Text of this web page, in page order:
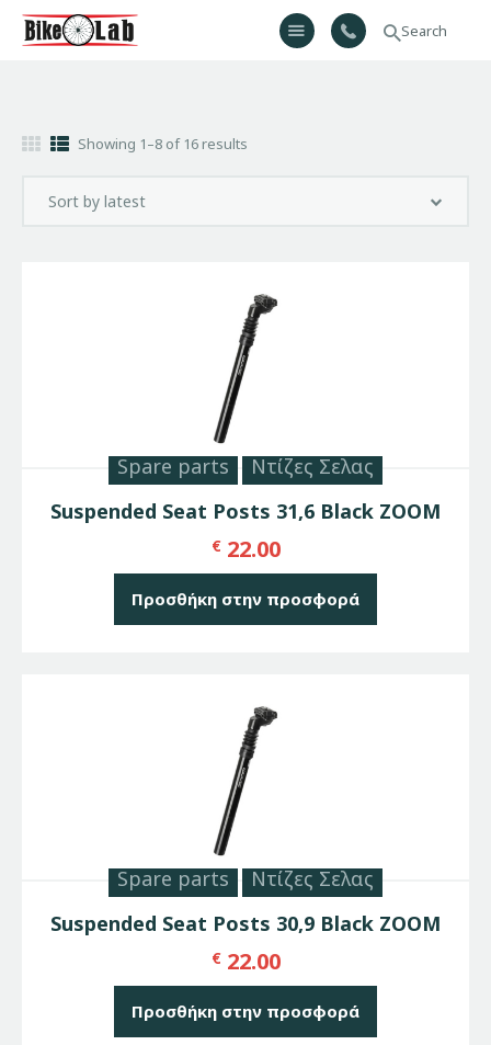
Bikelab
Σχετικά Με Εμάς
Προϊόντα
Showing 1–8 of 16 results
Spare parts
Ντίζες Σελας
Suspended Seat Posts 31,6 Black ZOOM
€ 22.00
Προσθήκη στην προσφορά
Spare parts
Ντίζες Σελας
Suspended Seat Posts 30,9 Black ZOOM
€ 22.00
Προσθήκη στην προσφορά